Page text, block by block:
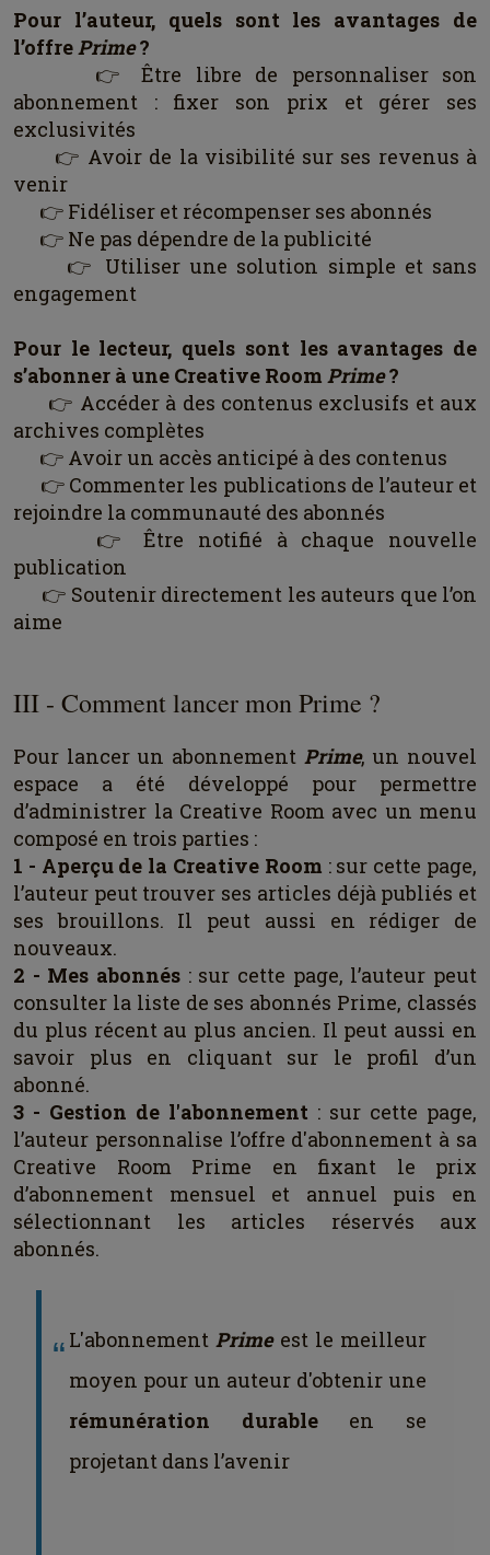
Pour l’auteur, quels sont les avantages de
l’offrePrime?
👉 Être libre de personnaliser son
abonnement : fixer son prix et gérer ses
exclusivités
👉 Avoir de la visibilité sur ses revenus à
venir
👉 Fidéliser et récompenser ses abonnés
👉 Ne pas dépendre de la publicité
👉 Utiliser une solution simple et sans
engagement
Pour le lecteur, quels sont les avantages de
s’abonner à une Creative Room Prime?
👉 Accéder à des contenus exclusifs et aux
archives complètes
👉 Avoir un accès anticipé à des contenus
👉 Commenter les publications de l’auteur et
rejoindre la communauté des abonnés
👉 Être notifié à chaque nouvelle
publication
👉 Soutenir directement les auteurs que l’on
aime
III - Comment lancer mon Prime ?
Pour lancer un abonnement Prime, un nouvel
espace a été développé pour permettre
d’administrer la Creative Room avec un menu
composé en trois parties :
1 - Aperçu de la Creative Room : sur cette page,
l’auteur peut trouver ses articles déjà publiés et
ses brouillons. Il peut aussi en rédiger de
nouveaux.
2 - Mes abonnés : sur cette page, l’auteur peut
consulter la liste de ses abonnés Prime, classés
du plus récent au plus ancien. Il peut aussi en
savoir plus en cliquant sur le profil d’un
abonné.
3 - Gestion de l'abonnement : sur cette page,
l’auteur personnalise l’offre d'abonnement à sa
Creative Room Prime en fixant le prix
d’abonnement mensuel et annuel puis en
sélectionnant les articles réservés aux
abonnés.
L'abonnementPrimeest le meilleur
moyen pour un auteur d'obtenir une
rémunération durableen se
projetant dans l’avenir